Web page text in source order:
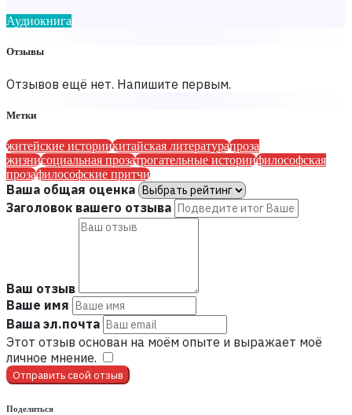
Аудиокнига
Отзывы
Отзывов ещё нет. Напишите первым.
Метки
житейские историикитайская литературапроза
жизнисоциальная прозатрогательные историифилософская
прозафилософские притчи
Ваша общая оценка
Заголовок вашего отзыва
Ваш отзыв
Ваше имя
Ваша эл.почта
Этот отзыв основан на моём опыте и выражает моё
личное мнение.
Отправить свой отзыв
Поделиться